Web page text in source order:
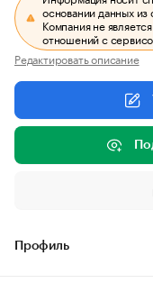
основании данных из
Компания не
отношений с
Редактировать описание
Профиль